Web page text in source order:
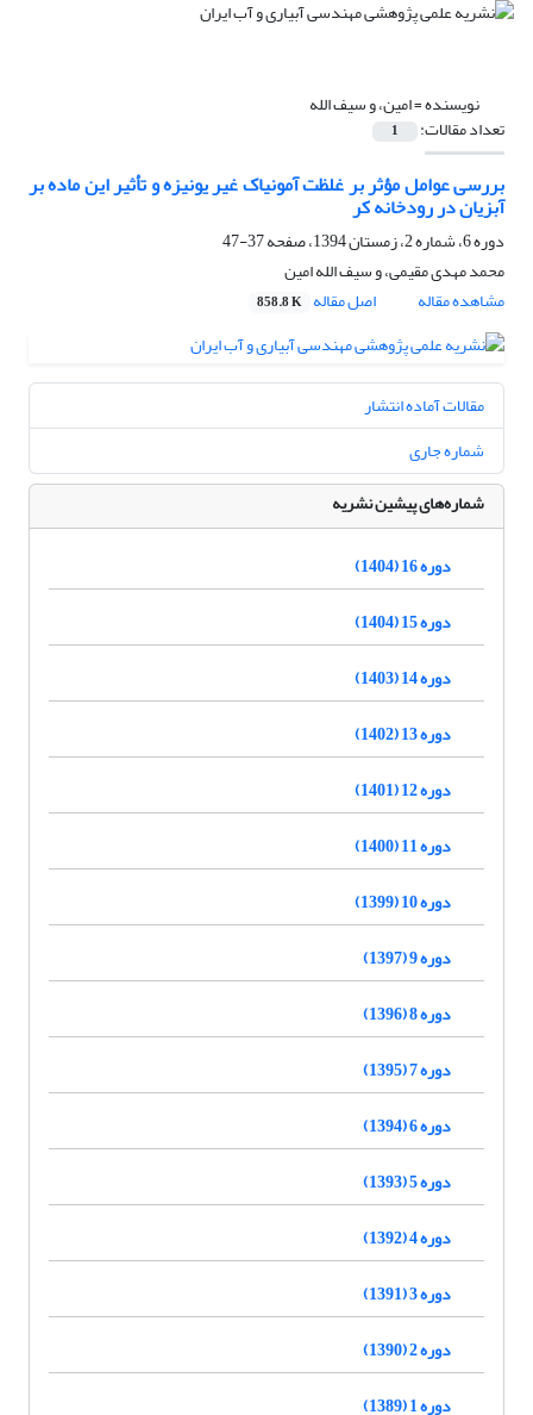
نویسنده =امین، و سیف الله
تعداد مقالات: 1
بررسی عوامل مؤثر بر غلظت آمونیاک غیر یونیزه و تأثیر این ماده بر
آبزیان در رودخانه کر
دوره 6، شماره 2، زمستان 1394، صفحه
37-47
محمد مهدی مقیمی، و سیف الله امین
مشاهده مقاله
اصل مقاله 858.8 K
مقالات آماده انتشار
شماره جاری
شماره‌های پیشین نشریه
دوره 16 (1404)
دوره 15 (1404)
دوره 14 (1403)
دوره 13 (1402)
دوره 12 (1401)
دوره 11 (1400)
دوره 10 (1399)
دوره 9 (1397)
دوره 8 (1396)
دوره 7 (1395)
دوره 6 (1394)
دوره 5 (1393)
دوره 4 (1392)
دوره 3 (1391)
دوره 2 (1390)
دوره 1 (1389)